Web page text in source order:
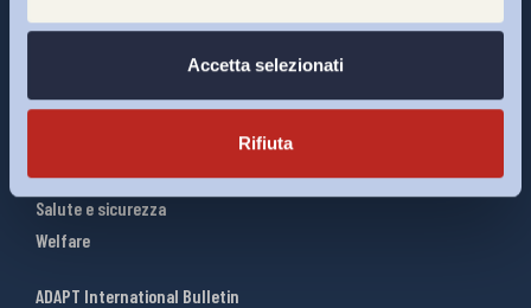
Accetta selezionati
Rifiuta
Riforme del lavoro
Relazioni industriali
Salute e sicurezza
Welfare
ADAPT International Bulletin